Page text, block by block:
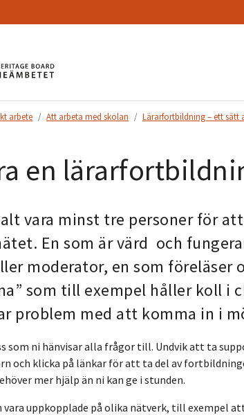
arbete Att arbeta med skolan Lärarfortbildning – ett sätt
en
vara minst tre personer för
En som är värd och
moderator, en som föreläser
som till exempel håller koll i
problem med att komma in i
som ni hänvisar alla frågor till. Undvik att ta
och klicka på länkar för att ta del av
mer hjälp än ni kan ge i stunden.
vara uppkopplade på olika nätverk, till exempel